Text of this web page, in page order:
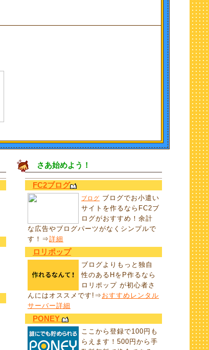
さあ始めよう！
FC2ブログ
ブログ ブログでお小遣い
サイトを作るならFC2ブ
ログがおすすめ！余計
な広告やブログパーツがなくシンプルで
す！⇒詳細
ロリポップ
ブログよりもっと独自
性のあるHをP作るなら
ロリポップ が初心者さ
んにはオススメです!⇒ おすすめレンタル
サーバー詳細
PONEY
ここから登録で100円も
らえます！500円から手